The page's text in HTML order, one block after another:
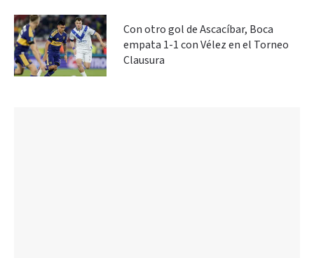
Con otro gol de Ascacíbar, Boca
empata 1-1 con Vélez en el Torneo
Clausura